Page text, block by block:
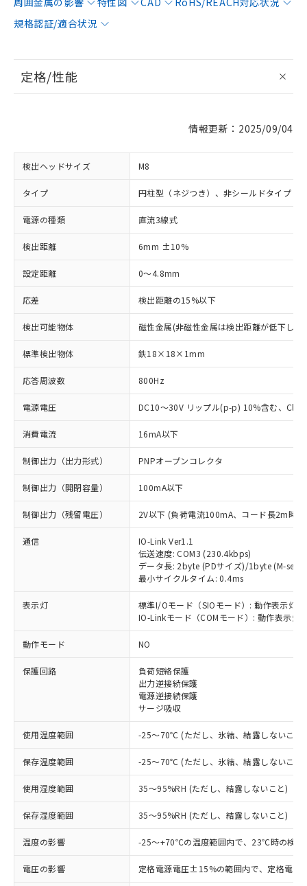
規格認証/適合状況
定格/性能
情報更新：2025/09/04
検出ヘッドサイズ M8
タイプ 円柱型（ネジつき）、非シールドタイプ
電源の種類 直流3線式
検出距離 6mm ±10%
設定距離 0～4.8mm
応差 検出距離の15%以下
検出可能物体 磁性金属(非磁性金属は検出距離が低下しま
標準検出物体 鉄18×18×1mm
応答周波数 800Hz
電源電圧 DC10～30V リップル(p-p) 10%含む、
消費電流 16mA以下
制御出力（出力形式） PNPオープンコレクタ
制御出力（開閉容量） 100mA以下
制御出力（残留電圧） 2V以下 (負荷電流100mA、コード長2m時)
通信
IO-Link Ver1.1
伝送速度: COM3 (230.4kbps)
データ長: 2byte (PDサイズ)/1byte (M-
最小サイクルタイム: 0.4ms
表示灯
標準I/Oモード（SIOモード）: 動作表示灯(
IO-Linkモード（COMモード）: 動作表示
動作モード NO
保護回路
負荷短絡保護
出力逆接続保護
電源逆接続保護
サージ吸収
使用温度範囲 -25～70℃ (ただし、氷結、結露しないこと)
保存温度範囲 -25～70℃ (ただし、氷結、結露しないこと)
使用湿度範囲 35～95%RH (ただし、結露しないこと)
保存湿度範囲 35～95%RH (ただし、結露しないこと)
温度の影響 -25～+70℃の温度範囲内で、23℃時の検
電圧の影響 定格電源電圧±15%の範囲内で、定格電
ご利用条件
以下の条件をお読みいただき、同意のうえ
ご利用ください。
本サービスは、当社制御機器事業取扱
商品の当社在庫状況および標準価格
(税抜)を提供させていただくもので
当社制御機器事業取扱商品の中には、
本サービスの対象外となる商品もある
ことをご了承ください。
対応済み：EU RoHS指令（10物質）の
非含有に対応した製品が提供可能な商品で
対応予定：EU RoHS指令（10物質）の非含
有に対応した製品に切り替える予定のある
商品です。
対応予定なし：EU RoHS指令（10物質）の
非含有に非対応の商品で、対応品を出す予
定はありません。
調査・確認中：EU RoHS指令（10物質）の
非含有の対応状況を調査中または確認中の
商品です。
非該当品：ライセンス料など無形物で、有
害物質有無と関係のない商品です。
いたものが、含有品と判明した場合などや
※1 中国RoHS○×表
「○」：最大均質材料含有率が中国RoHSの
基準値以下であることを示します。
「×」：最大均質材料含有率が中国RoHSの
基準値を超えていることを示します。